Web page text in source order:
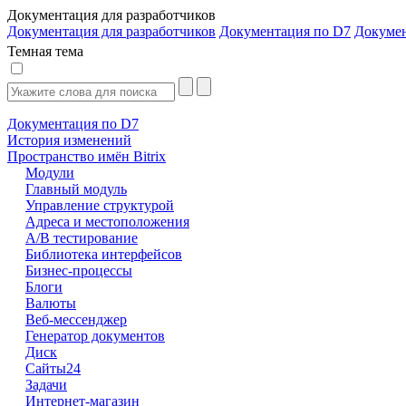
Документация для разработчиков
Документация для разработчиков Документация по D7
Темная тема
Документация по D7
История изменений
Пространство имён Bitrix
Модули
Главный модуль
Управление структурой
Адреса и местоположения
А/В тестирование
Библиотека интерфейсов
Бизнес-процессы
Блоги
Валюты
Веб-мессенджер
Генератор документов
Диск
Сайты24
Задачи
Интернет-магазин